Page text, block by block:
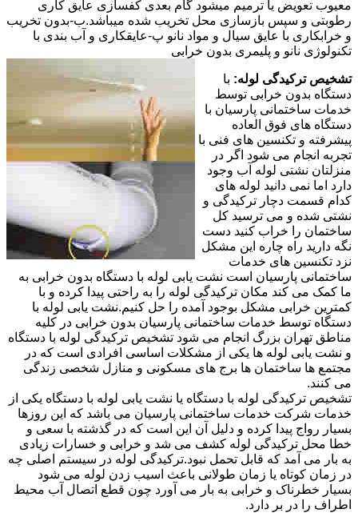
معیوب تعویض یا ترمیم میشود گام بعدی کفسازی عایق کاری
رطوبتی و سپس بازسازی محل تخریب شده میباشد.ب-بدون تخریب
و خرابکاری با عایق سیال و مواد نانو پ-عایقکاری و آب بندی با
تکنولوژی نانو و پلیمری بدون خرابی
تشخیص ترکیدگی لوله: با
دستگاه بدون خرابی توسط
خدمات ساختمانی پارسیان با
دستگاه های فوق العاده
پیشرفته و تکنسین های فنی با
تجربه انجام می شود اگر در
منزلتان نشتی لوله آب وجود
دارد اما نمی دانید لوله های
کدام قسمت دچار ترکیدگی و
نشتی شده و می ترسید کل
ساختمان را خراب کنید دست
نگه دارید راه چاره این مشکل
نزد تکنسین های خدمات
ساختمانی پارسیان است نشت یابی لوله با دستگاه بدون خرابی به
ما کمک می کند مکان ترکیدگی لوله را به راحتی پیدا کرده و با
کمترین خرابی مشکل بوجود آمده را حل کنیم.نشت یابی لوله با
دستگاه توسط خدمات ساختمانی پارسیان بدون خرابی در کلیه
مناطق تهران بزرگ انجام می شود تشخیص ترکیدگی لوله با دستگاه
و نشت یابی لوله ها یکی از مشکلات اساسی افرادی است که در
مجتمع ها ساختمان ها برج های مسکونی و منازل شخصی زندگی
می کنند.
تشخیص ترکیدگی لوله با دستگاه یا نشت یابی لوله با دستگاه یکی از
خدمات شرکت خدمات ساختمانی پارسیان می باشد که این روزها
بسیار رواج پیدا کرده و دلیل آن این است که در گذشته با سعی و
خطا محل ترکیدگی لوله کشف می شد و خرابی و خسارات زیادی
به بار می آمد که قابل تحمل نبود.ترکیدگی لوله در سیستم اصلی چه
در زمان کوتاه یا زمان طولانی باعث اسیب زدن لوله می شود
بسیار خطرناک و خرابی به بار می آورد چون قطع اتصال آب محیط
اطراف را در بر دارد.